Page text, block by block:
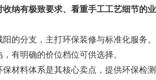
纳有极致要求、看重手工工艺细节的业
的分支，主打环保装修与标准化服务。
有明确的价位档位可供选择。
材料体系是其核心卖点，提供环保检